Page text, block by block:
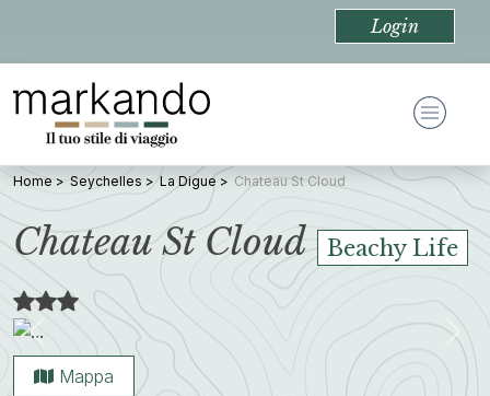
Login
Home Seychelles La Digue Chateau St Cloud
Chateau St Cloud Beachy Life
Previous
Next
Mappa